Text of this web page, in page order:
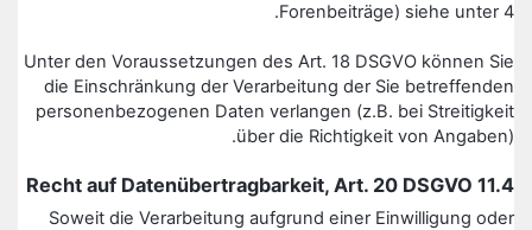
Forenbeiträge) siehe unter 4.
Unter den Voraussetzungen des Art. 18 DSGVO können Sie
die Einschränkung der Verarbeitung der Sie betreffenden
personenbezogenen Daten verlangen (z.B. bei Streitigkeit
über die Richtigkeit von Angaben).
11.4 Recht auf Datenübertragbarkeit, Art. 20 DSGVO
Soweit die Verarbeitung aufgrund einer Einwilligung oder